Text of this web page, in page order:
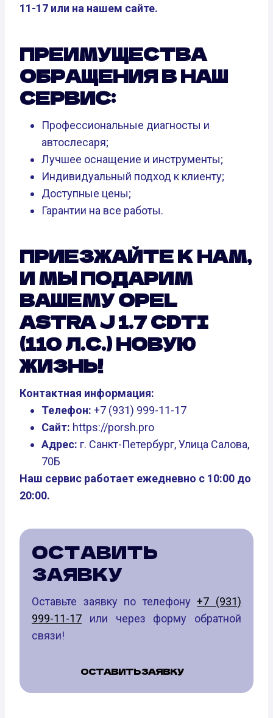
11-17 или на нашем сайте.
ПРЕИМУЩЕСТВА
ОБРАЩЕНИЯ В НАШ
СЕРВИС:
Профессиональные диагносты и
автослесаря;
Лучшее оснащение и инструменты;
Индивидуальный подход к клиенту;
Доступные цены;
Гарантии на все работы.
ПРИЕЗЖАЙТЕ К НАМ,
И МЫ ПОДАРИМ
ВАШЕМУ OPEL
ASTRA J 1.7 CDTI
(110 Л.С.) НОВУЮ
ЖИЗНЬ!
Контактная информация:
Телефон: +7 (931) 999-11-17
Сайт: https://porsh.pro
Адрес: г. Санкт-Петербург, Улица Салова,
70Б
Наш сервис работает ежедневно с 10:00 до
20:00.
ОСТАВИТЬ
ЗАЯВКУ
Оставьте заявку по телефону+7 (931)
999-11-17 или через форму обратной
связи!
ОСТАВИТЬ ЗАЯВКУ